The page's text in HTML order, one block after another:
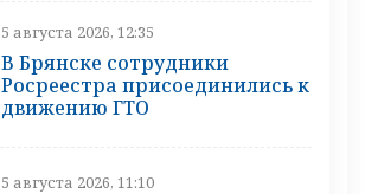
5 августа 2026, 12:35
В Брянске сотрудники
Росреестра присоединились к
движению ГТО
5 августа 2026, 11:10